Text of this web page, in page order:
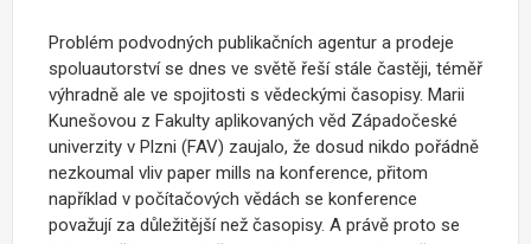
Problém podvodných publikačních agentur a prodeje
spoluautorství se dnes ve světě řeší stále častěji, téměř
výhradně ale ve spojitosti s vědeckými časopisy. Marii
Kunešovou z Fakulty aplikovaných věd Západočeské
univerzity v Plzni (FAV) zaujalo, že dosud nikdo pořádně
nezkoumal vliv paper mills na konference, přitom
například v počítačových vědách se konference
považují za důležitější než časopisy. A právě proto se